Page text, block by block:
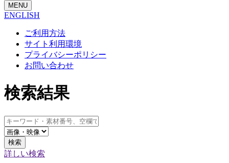
MENU
ENGLISH
ご利用方法
サイト利用環境
プライバシーポリシー
お問い合わせ
検索結果
検索
詳しい検索